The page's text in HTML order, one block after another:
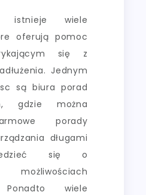
istnieje wiele
oferują pomoc
się z
Jednym
są biura porad
gdzie można
porady
długami
się o
możliwościach
Ponadto wiele